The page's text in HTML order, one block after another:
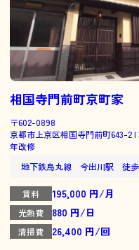
相国寺門前町京町家
〒602-0898
京都市上京区相国寺門前町643-2 |
年改修
地下鉄烏丸線 今出川駅 徒
賃料 195,000 円/月
光熱費 880 円/日
清掃費 26,400 円/回